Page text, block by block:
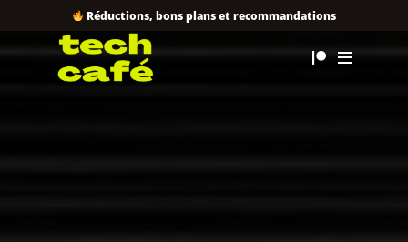
Réductions, bons plans et recommandations